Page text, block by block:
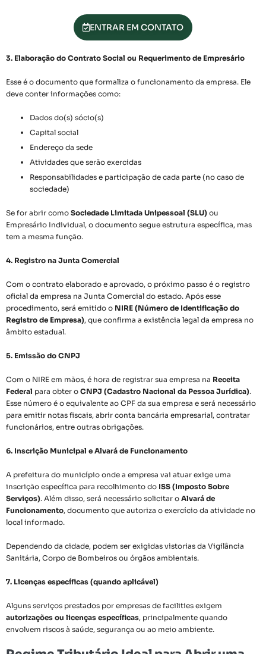
ENTRAR EM CONTATO
3. Elaboração do Contrato Social ou Requerimento de Empresário
Esse é o documento que formaliza o funcionamento da empresa. Ele
deve conter informações como:
Dados do(s) sócio(s)
Capital social
Endereço da sede
Atividades que serão exercidas
Responsabilidades e participação de cada parte (no caso de
sociedade)
Se for abrir como Sociedade Limitada Unipessoal (SLU) ou
Empresário Individual, o documento segue estrutura específica, mas
tem a mesma função.
4. Registro na Junta Comercial
Com o contrato elaborado e aprovado, o próximo passo é o registro
oficial da empresa na Junta Comercial do estado. Após esse
procedimento, será emitido o NIRE (Número de Identificação do
Registro de Empresa), que confirma a existência legal da empresa no
âmbito estadual.
5. Emissão do CNPJ
Com o NIRE em mãos, é hora de registrar sua empresa na Receita
Federal para obter o CNPJ (Cadastro Nacional da Pessoa Jurídica).
Esse número é o equivalente ao CPF da sua empresa e será necessário
para emitir notas fiscais, abrir conta bancária empresarial, contratar
funcionários, entre outras obrigações.
6. Inscrição Municipal e Alvará de Funcionamento
A prefeitura do município onde a empresa vai atuar exige uma
inscrição específica para recolhimento do ISS (Imposto Sobre
Serviços). Além disso, será necessário solicitar o Alvará de
Funcionamento, documento que autoriza o exercício da atividade no
local informado.
Dependendo da cidade, podem ser exigidas vistorias da Vigilância
Sanitária, Corpo de Bombeiros ou órgãos ambientais.
7. Licenças específicas (quando aplicável)
Alguns serviços prestados por empresas de facilities exigem
autorizações ou licenças específicas, principalmente quando
envolvem riscos à saúde, segurança ou ao meio ambiente.